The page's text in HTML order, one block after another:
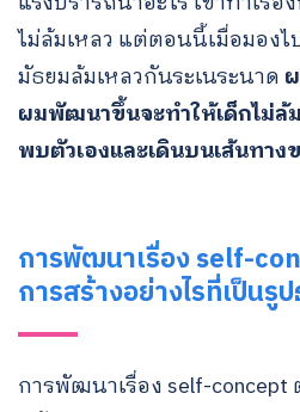
ไม่ล้มเหลว แต่ตอนนี้เมื่อมอง
มัธยมล้มเหลวกันระเนระนาด
ผมพัฒนาขึ้นจะทำให้เด็กไม่ล้
พบตัวเองและเดินบนเส้นทางข
การพัฒนาเรื่อง self-
การสร้างอย่างไรที่เป็นรู
การพัฒนาเรื่อง self-